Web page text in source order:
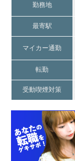
勤務地
最寄駅
マイカー通勤
転勤
受動喫煙対策